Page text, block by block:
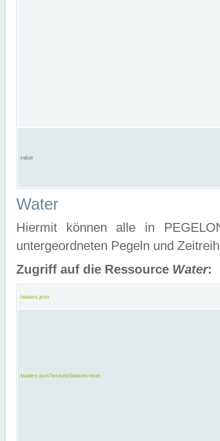
value
Water
Hiermit können alle in
untergeordneten Pegeln und
Zugriff auf die Ressource Water:
/waters.json
/waters.json?includeStations=true